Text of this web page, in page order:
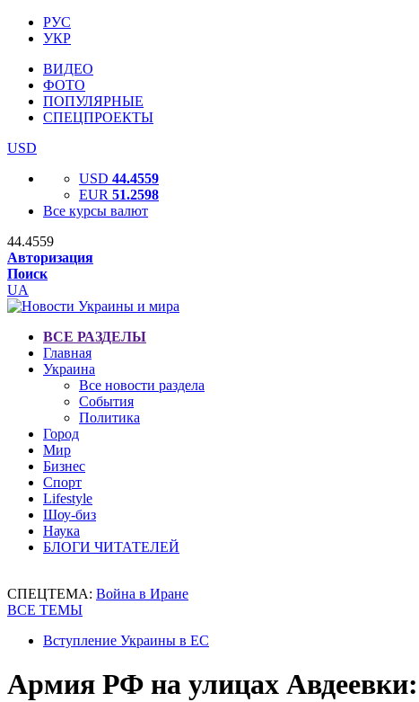
РУС
УКР
ВИДЕО
ФОТО
ПОПУЛЯРНЫЕ
СПЕЦПРОЕКТЫ
USD
USD 44.4559
EUR 51.2598
Все курсы валют
44.4559
Авторизация
Поиск
UA
ВСЕ РАЗДЕЛЫ
Главная
Украина
Все новости раздела
События
Политика
Город
Мир
Бизнес
Спорт
Lifestyle
Шоу-биз
Наука
БЛОГИ ЧИТАТЕЛЕЙ
СПЕЦТЕМА: Война в Иране
ВСЕ ТЕМЫ
Вступление Украины в ЕС
Армия РФ на улицах Авдеевки: